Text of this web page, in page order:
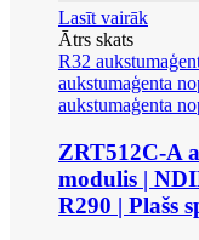
Lasīt vairāk
Ātrs skats
R32
aukstumaģenta
aukstumaģenta
ZRT512C-A
modulis |
R290 | Plašs